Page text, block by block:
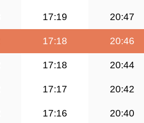
17:19 20:47
17:18 20:46
17:18 20:44
17:17 20:42
17:16 20:40